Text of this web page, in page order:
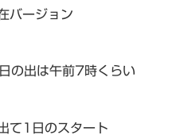
バージョン
の出は午前7時くらい
て1日のスタート